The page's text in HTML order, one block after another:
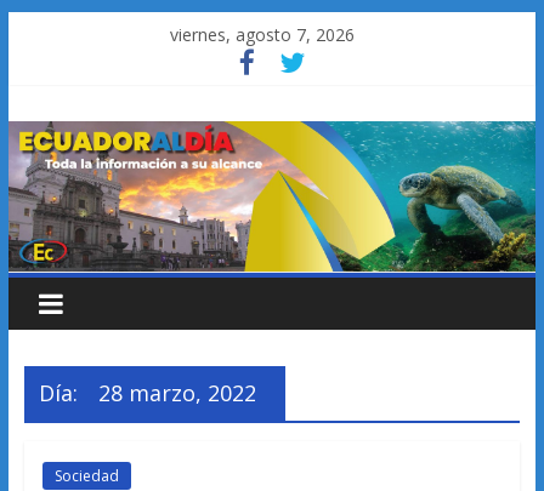
viernes, agosto 7, 2026
Día: 28 marzo, 2022
Sociedad